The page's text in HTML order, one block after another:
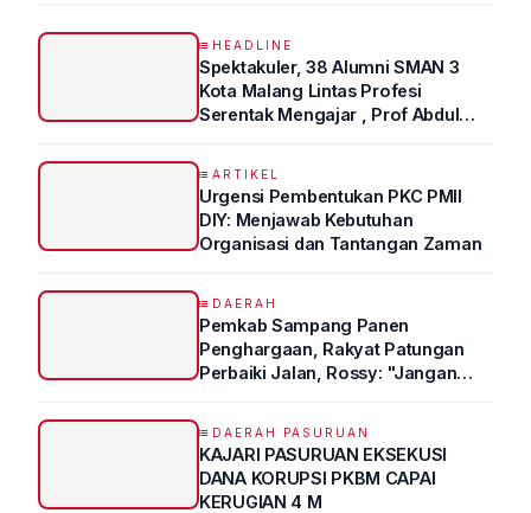
HEADLINE
Spektakuler, 38 Alumni SMAN 3
Kota Malang Lintas Profesi
Serentak Mengajar , Prof Abdul
ARTIKEL
Urgensi Pembentukan PKC PMII
DIY: Menjawab Kebutuhan
Organisasi dan Tantangan Zaman
DAERAH
Pemkab Sampang Panen
Penghargaan, Rakyat Patungan
Perbaiki Jalan, Rossy: "Jangan
DAERAH PASURUAN
KAJARI PASURUAN EKSEKUSI
DANA KORUPSI PKBM CAPAI
KERUGIAN 4 M